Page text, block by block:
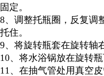
固定。
8、调整托瓶圈，反复调
托住。
9、将旋转瓶套在旋转轴
10、将水浴锅放在旋转
11 、在抽气管处用真空